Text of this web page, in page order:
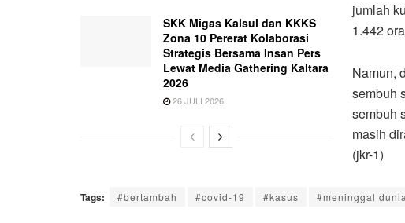
SKK Migas Kalsul dan KKKS
Zona 10 Pererat Kolaborasi
Strategis Bersama Insan Pers
Lewat Media Gathering Kaltara
2026
26 JULI 2026
jumlah
1.442
Namun,
sembuh
sembuh
masih
(jkr-1)
Tags: #bertambah #covid-19 #kasus #meninggal